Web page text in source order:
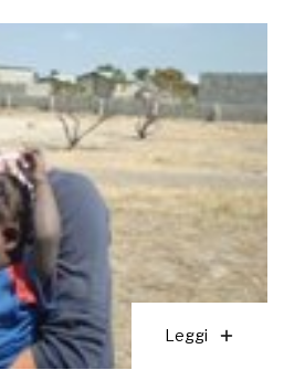
Leggi